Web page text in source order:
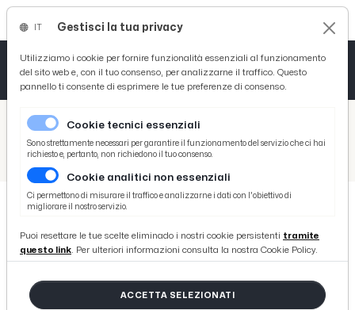
/ Picenotime
/ Salute
Unione Sportiva Acli: più di 150 partecipanti per “Ascoli e Pioraco: le città della carta e dell’acqua”
Unione Sportiva Acli: più di 150
partecipanti per “Ascoli e Pioraco:
le città della carta e dell’acqua”
Gestisci la tua privacy
Utilizziamo i cookie per fornire funzionalità essenziali al funzionamento
del sito web e, con il tuo consenso, per analizzarne il traffico. Questo
pannello ti consente di esprimere le tue preferenze di consenso.
Cookie tecnici essenziali
Sono strettamente necessari per garantire il funzionamento del servizio che ci hai
richiesto e, pertanto, non richiedono il tuo consenso.
Cookie analitici non essenziali
Ci permettono di misurare il traffico e analizzarne i dati con l'obiettivo di
migliorare il nostro servizio.
Puoi resettare le tue scelte eliminado i nostri cookie persistenti tramite
questo link. Per ulteriori informazioni consulta la nostra Cookie Policy.
ACCETTA SELEZIONATI
Tutto News
Tutto Sport
Basket
Ciclismo
Tutto Curiosità